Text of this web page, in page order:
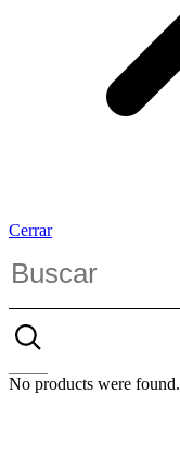
Cerrar
No products were found.